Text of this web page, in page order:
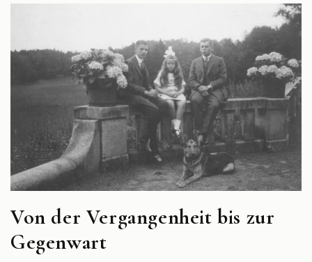
Von der Vergangenheit bis zur
Gegenwart